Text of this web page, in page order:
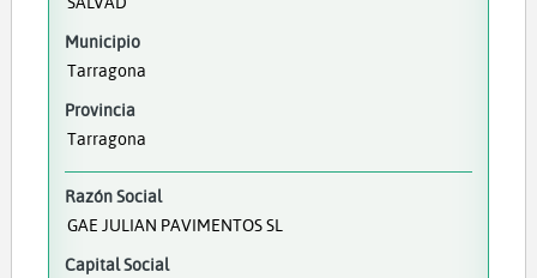
Municipio
Tarragona
Provincia
Tarragona
Razón Social
GAE JULIAN PAVIMENTOS SL
Capital Social